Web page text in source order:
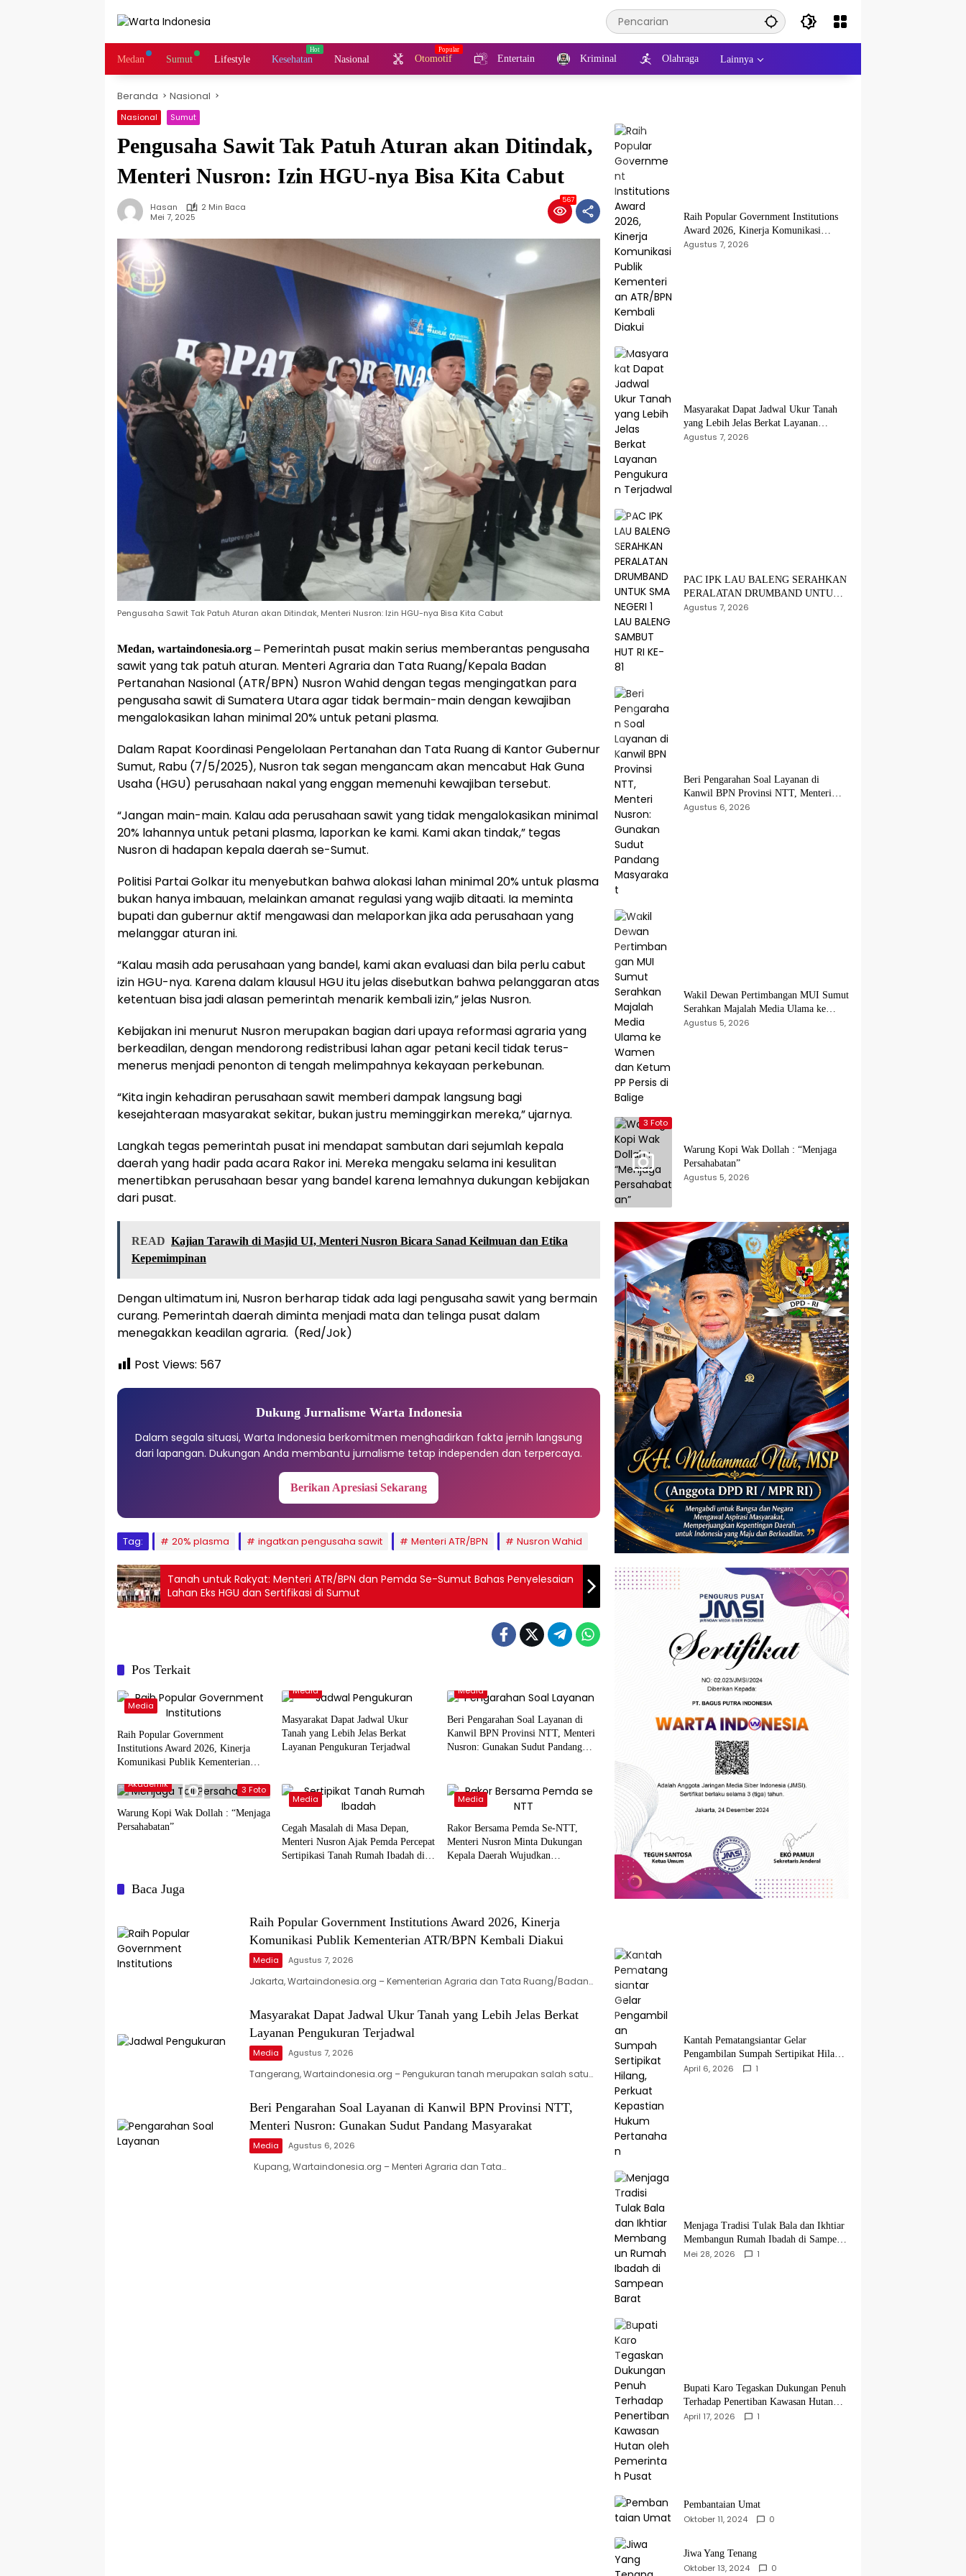
Medan Sumut Lifestyle Kesehatan Nasional Otomotif Entertain Kriminal Olahraga Lainnya
Beranda Nasional
Nasional Sumut
Pengusaha Sawit Tak Patuh Aturan akan Ditindak,
Menteri Nusron: Izin HGU-nya Bisa Kita Cabut
Hasan
2 Min Baca
Mei 7, 2025
567
Pengusaha Sawit Tak Patuh Aturan akan Ditindak, Menteri Nusron: Izin HGU-nya Bisa Kita Cabut
Medan, wartaindonesia.org –Pemerintah pusat makin serius memberantas pengusaha
sawit yang tak patuh aturan. Menteri Agraria dan Tata Ruang/Kepala Badan
Pertanahan Nasional (ATR/BPN) Nusron Wahid dengan tegas mengingatkan para
pengusaha sawit di Sumatera Utara agar tidak bermain-main dengan kewajiban
mengalokasikan lahan minimal 20% untuk petani plasma.
Dalam Rapat Koordinasi Pengelolaan Pertanahan dan Tata Ruang di Kantor Gubernur
Sumut, Rabu (7/5/2025), Nusron tak segan mengancam akan mencabut Hak Guna
Usaha (HGU) perusahaan nakal yang enggan memenuhi kewajiban tersebut.
“Jangan main-main. Kalau ada perusahaan sawit yang tidak mengalokasikan minimal
20% lahannya untuk petani plasma, laporkan ke kami. Kami akan tindak,” tegas
Nusron di hadapan kepala daerah se-Sumut.
Politisi Partai Golkar itu menyebutkan bahwa alokasi lahan minimal 20% untuk plasma
bukan hanya imbauan, melainkan amanat regulasi yang wajib ditaati. Ia meminta
bupati dan gubernur aktif mengawasi dan melaporkan jika ada perusahaan yang
melanggar aturan ini.
“Kalau masih ada perusahaan yang bandel, kami akan evaluasi dan bila perlu cabut
izin HGU-nya. Karena dalam klausul HGU itu jelas disebutkan bahwa pelanggaran atas
ketentuan bisa jadi alasan pemerintah menarik kembali izin,” jelas Nusron.
Kebijakan ini menurut Nusron merupakan bagian dari upaya reformasi agraria yang
berkeadilan, dengan mendorong redistribusi lahan agar petani kecil tidak terus-
menerus menjadi penonton di tengah melimpahnya kekayaan perkebunan.
“Kita ingin kehadiran perusahaan sawit memberi dampak langsung bagi
kesejahteraan masyarakat sekitar, bukan justru meminggirkan mereka,” ujarnya.
Langkah tegas pemerintah pusat ini mendapat sambutan dari sejumlah kepala
daerah yang hadir pada acara Rakor ini. Mereka mengaku selama ini kesulitan
menertibkan perusahaan besar yang bandel karena lemahnya dukungan kebijakan
dari pusat.
READ Kajian Tarawih di Masjid UI, Menteri Nusron Bicara Sanad Keilmuan dan Etika
Kepemimpinan
Dengan ultimatum ini, Nusron berharap tidak ada lagi pengusaha sawit yang bermain
curang. Pemerintah daerah diminta menjadi mata dan telinga pusat dalam
menegakkan keadilan agraria. (Red/Jok)
Post Views: 567
Dukung Jurnalisme Warta Indonesia
Dalam segala situasi, Warta Indonesia berkomitmen menghadirkan fakta jernih langsung
dari lapangan. Dukungan Anda membantu jurnalisme tetap independen dan terpercaya.
Berikan Apresiasi Sekarang
Tag: 20% plasma ingatkan pengusaha sawit Menteri ATR/BPN Nusron Wahid
Tanah untuk Rakyat: Menteri ATR/BPN dan Pemda Se-Sumut Bahas Penyelesaian
Lahan Eks HGU dan Sertifikasi di Sumut
Pos Terkait
Media
Raih Popular Government
Institutions Award 2026, Kinerja
Komunikasi Publik Kementerian
Media
Masyarakat Dapat Jadwal Ukur
Tanah yang Lebih Jelas Berkat
Layanan Pengukuran Terjadwal
Media
Beri Pengarahan Soal Layanan di
Kanwil BPN Provinsi NTT, Menteri
Nusron: Gunakan Sudut Pandang
3 Foto
Akademik
Warung Kopi Wak Dollah : “Menjaga
Persahabatan”
Media
Cegah Masalah di Masa Depan,
Menteri Nusron Ajak Pemda Percepat
Sertipikasi Tanah Rumah Ibadah di
Media
Rakor Bersama Pemda Se-NTT,
Menteri Nusron Minta Dukungan
Kepala Daerah Wujudkan
Baca Juga
Raih Popular Government Institutions Award 2026, Kinerja
Komunikasi Publik Kementerian ATR/BPN Kembali Diakui
Media Agustus 7, 2026
Jakarta, Wartaindonesia.org – Kementerian Agraria dan Tata Ruang/Badan…
Masyarakat Dapat Jadwal Ukur Tanah yang Lebih Jelas Berkat
Layanan Pengukuran Terjadwal
Media Agustus 7, 2026
Tangerang, Wartaindonesia.org – Pengukuran tanah merupakan salah satu…
Beri Pengarahan Soal Layanan di Kanwil BPN Provinsi NTT,
Menteri Nusron: Gunakan Sudut Pandang Masyarakat
Media Agustus 6, 2026
Kupang, Wartaindonesia.org – Menteri Agraria dan Tata…
Raih Popular Government Institutions
Award 2026, Kinerja Komunikasi
Publik Kementerian ATR/BPN Kembali
Agustus 7, 2026
Masyarakat Dapat Jadwal Ukur Tanah
yang Lebih Jelas Berkat Layanan
Pengukuran Terjadwal
Agustus 7, 2026
PAC IPK LAU BALENG SERAHKAN
PERALATAN DRUMBAND UNTUK
SMA NEGERI 1 LAU BALENG
Agustus 7, 2026
Beri Pengarahan Soal Layanan di
Kanwil BPN Provinsi NTT, Menteri
Nusron: Gunakan Sudut Pandang
Agustus 6, 2026
Wakil Dewan Pertimbangan MUI Sumut
Serahkan Majalah Media Ulama ke
Wamen dan Ketum PP Persis di Balige
Agustus 5, 2026
3 Foto
Warung Kopi Wak Dollah : “Menjaga
Persahabatan”
Agustus 5, 2026
Kantah Pematangsiantar Gelar
Pengambilan Sumpah Sertipikat Hilang,
Perkuat Kepastian Hukum Pertanahan
April 6, 2026 1
Menjaga Tradisi Tulak Bala dan Ikhtiar
Membangun Rumah Ibadah di Sampean
Barat
Mei 28, 2026 1
Bupati Karo Tegaskan Dukungan Penuh
Terhadap Penertiban Kawasan Hutan
oleh Pemerintah Pusat
April 17, 2026 1
Pembantaian Umat
Oktober 11, 2024 0
Jiwa Yang Tenang
Oktober 13, 2024 0